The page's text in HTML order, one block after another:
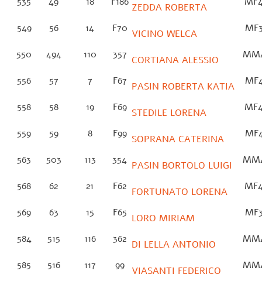
ZEDDA ROBERTA
549 56 14 F70 VICINO WELCA
550 494 110 357 CORTIANA ALESSIO
556 57 7 F67 PASIN ROBERTA KATIA
558 58 19 F69 STEDILE LORENA
559 59 8 F99 SOPRANA CATERINA
563 503 113 354 PASIN BORTOLO LUIGI
568 62 21 F62 FORTUNATO LORENA
569 63 15 F65 LORO MIRIAM
584 515 116 362 DI LELLA ANTONIO
585 516 117 99 VIASANTI FEDERICO